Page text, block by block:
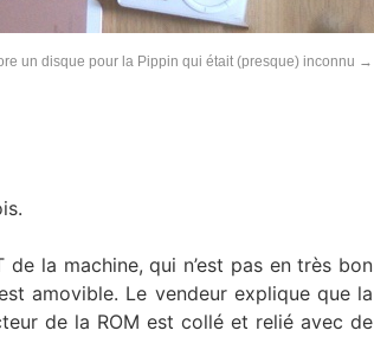
un disque pour la Pippin qui était (presque) inconnu →
la machine, qui n’est pas en très bon
amovible. Le vendeur explique que la
de la ROM est collé et relié avec de